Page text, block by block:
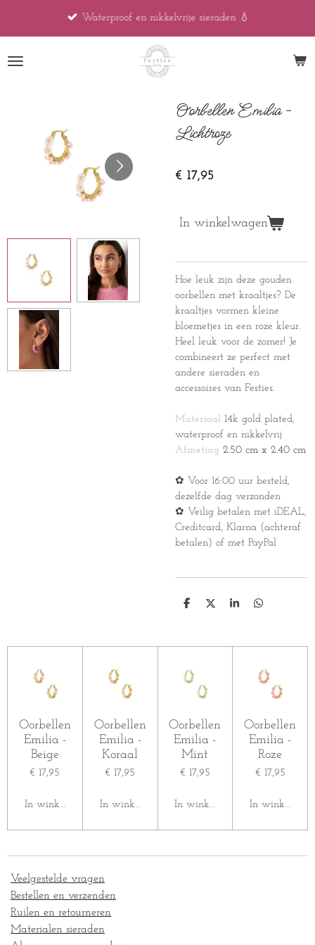
de
Waterproof en nikkelvrije sieraden 💧
Oorbellen Emilia -
Lichtroze
€ 17,95
In winkelwagen
Hoe leuk zijn deze gouden
oorbellen met kraaltjes? De
kraaltjes vormen kleine
bloemetjes in een roze kleur.
Heel leuk voor de zomer! Je
combineert ze perfect met
andere sieraden en
accessoires van Festies.
Materiaal 14k gold plated,
waterproof en nikkelvrij
Afmeting 2.50 cm x 2.40 cm
✿ Voor 16:00 uur besteld,
dezelfde dag verzonden
✿ Veilig betalen met iDEAL,
Creditcard, Klarna (achteraf
betalen) of met PayPal
D
n
D
S
e
D
n
Oorbellen
Emilia -
Beige
€ 17,95
In winkelwagen
Oorbellen
Emilia -
Koraal
€ 17,95
In winkelwagen
Oorbellen
Emilia -
Mint
€ 17,95
In winkelwagen
Oorbellen
Emilia -
Roze
€ 17,95
In
Veelgestelde vragen
Bestellen en verzenden
Ruilen en retourneren
Materialen sieraden